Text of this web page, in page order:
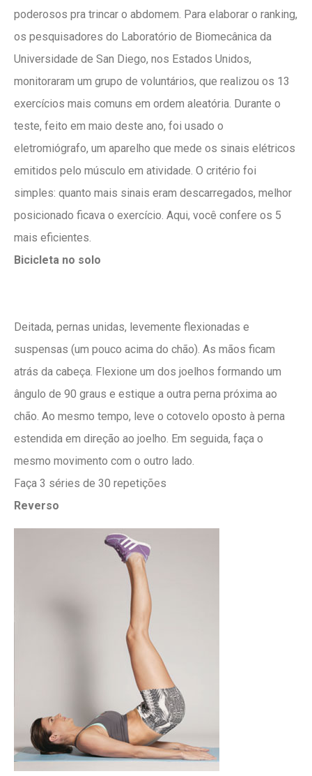
poderosos pra trincar o abdomem. Para elaborar o ranking,
os pesquisadores do Laboratório de Biomecânica da
Universidade de San Diego, nos Estados Unidos,
monitoraram um grupo de voluntários, que realizou os 13
exercícios mais comuns em ordem aleatória. Durante o
teste, feito em maio deste ano, foi usado o
eletromiógrafo, um aparelho que mede os sinais elétricos
emitidos pelo músculo em atividade. O critério foi
simples: quanto mais sinais eram descarregados, melhor
posicionado ficava o exercício. Aqui, você confere os 5
mais eficientes.
Bicicleta no solo
Deitada, pernas unidas, levemente flexionadas e
suspensas (um pouco acima do chão). As mãos ficam
atrás da cabeça. Flexione um dos joelhos formando um
ângulo de 90 graus e estique a outra perna próxima ao
chão. Ao mesmo tempo, leve o cotovelo oposto à perna
estendida em direção ao joelho. Em seguida, faça o
mesmo movimento com o outro lado.
Faça 3 séries de 30 repetições
Reverso